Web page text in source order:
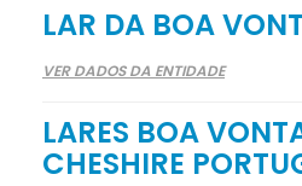
LAR DA BOA
VER DADOS DA ENTIDADE
LARES BOA
CHESHIRE